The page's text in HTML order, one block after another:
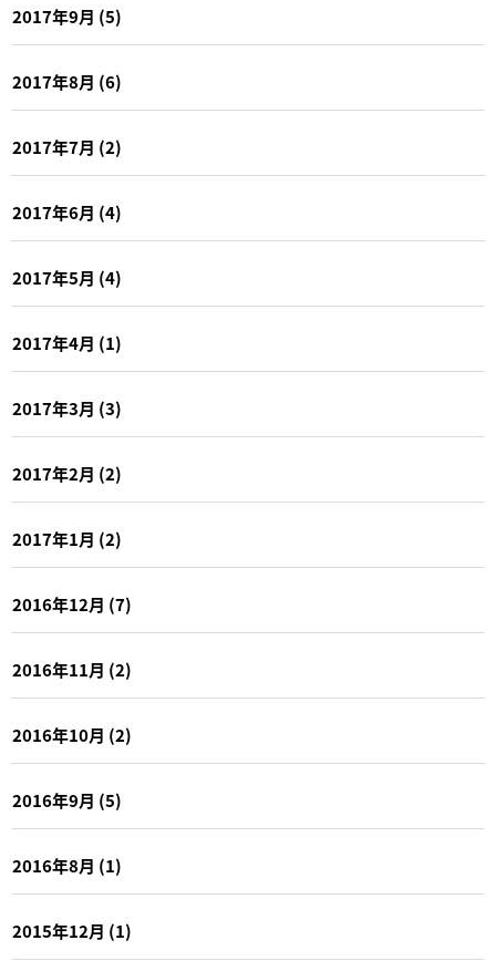
2017年9月 (5)
2017年8月 (6)
2017年7月 (2)
2017年6月 (4)
2017年5月 (4)
2017年4月 (1)
2017年3月 (3)
2017年2月 (2)
2017年1月 (2)
2016年12月 (7)
2016年11月 (2)
2016年10月 (2)
2016年9月 (5)
2016年8月 (1)
2015年12月 (1)